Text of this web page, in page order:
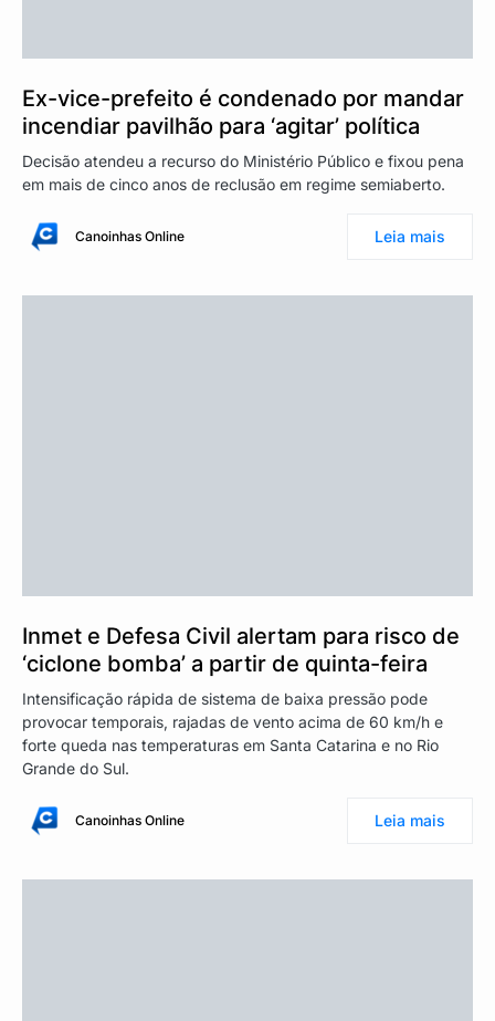
Ex-vice-prefeito é condenado por mandar
incendiar pavilhão para ‘agitar’ política
Decisão atendeu a recurso do Ministério Público e fixou pena
em mais de cinco anos de reclusão em regime semiaberto.
Canoinhas Online Leia mais
Inmet e Defesa Civil alertam para risco de
‘ciclone bomba’ a partir de quinta-feira
Intensificação rápida de sistema de baixa pressão pode
provocar temporais, rajadas de vento acima de 60 km/h e
forte queda nas temperaturas em Santa Catarina e no Rio
Grande do Sul.
Canoinhas Online Leia mais